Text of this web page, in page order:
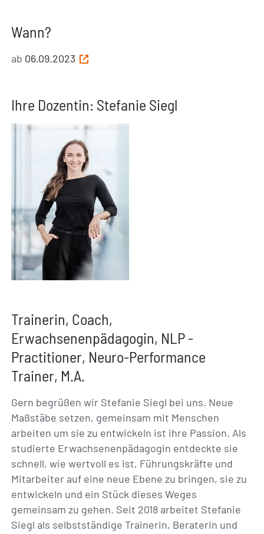
Wann?
ab 06.09.2023
Ihre Dozentin: Stefanie Siegl
Trainerin, Coach,
Erwachsenenpädagogin, NLP -
Practitioner, Neuro-Performance
Trainer, M.A.
Gern begrüßen wir Stefanie Siegl bei uns. Neue
Maßstäbe setzen, gemeinsam mit Menschen
arbeiten um sie zu entwickeln ist ihre Passion. Als
studierte Erwachsenenpädagogin entdeckte sie
schnell, wie wertvoll es ist, Führungskräfte und
Mitarbeiter auf eine neue Ebene zu bringen, sie zu
entwickeln und ein Stück dieses Weges
gemeinsam zu gehen. Seit 2018 arbeitet Stefanie
Siegl als selbstständige Trainerin, Beraterin und